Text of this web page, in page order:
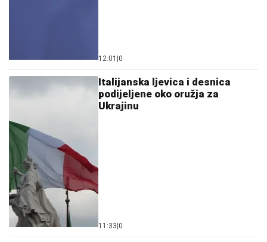
12:01 0
Italijanska ljevica i desnica
podijeljene oko oružja za
Ukrajinu
11:33 0